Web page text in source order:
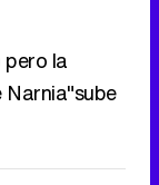
pero la
Narnia"sube